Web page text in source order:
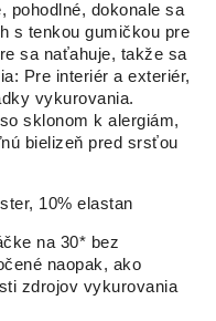
pohodlné, dokonale sa
s tenkou gumičkou pre
sa naťahuje, takže sa
Pre interiér a exteriér,
vykurovania.
sklonom k alergiám,
bielizeň pred srsťou
10% elastan
na 30* bez
naopak, ako
zdrojov vykurovania